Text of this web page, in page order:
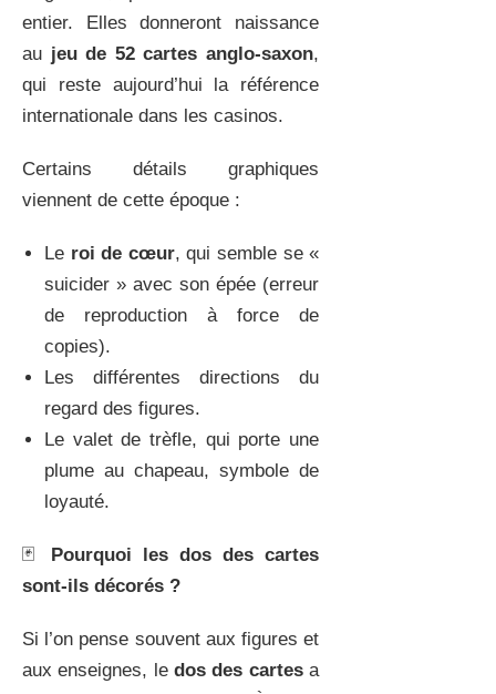
entier. Elles donneront naissance
au jeu de 52 cartes anglo-saxon,
qui reste aujourd’hui la référence
internationale dans les casinos.
Certains détails graphiques
viennent de cette époque :
Le roi de cœur, qui semble se «
suicider » avec son épée (erreur
de reproduction à force de
copies).
Les différentes directions du
regard des figures.
Le valet de trèfle, qui porte une
plume au chapeau, symbole de
loyauté.
🃏 Pourquoi les dos des cartes
sont-ils décorés ?
Si l’on pense souvent aux figures et
aux enseignes, ledos des cartesa